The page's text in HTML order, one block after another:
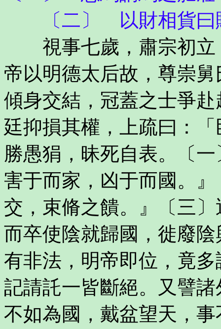
〔二〕 以財相貨曰
視事七歲，肅宗初立
帝以明德太后故，尊崇
傾身交結，冠蓋之士爭
廷抑損其權，上疏曰：
勝愚狷，昧死自表。〔
害于而家，凶于而國。
交，束脩之饋。』〔三
而卒使陰就歸國，徙廢
有非法，明帝即位，竟
記請託一皆斷絕。又譬
不如為國，戴盆望天，